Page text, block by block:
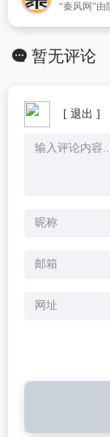
暂无评论
[ 退出 ]